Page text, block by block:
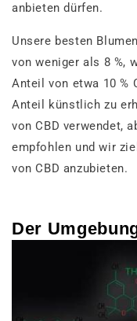
anbieten dürfen.
Unsere besten
von weniger als 8 %,
Anteil von etwa 10 %
Anteil künstlich zu
von CBD verwendet,
empfohlen und wir
von CBD anzubieten.
Der